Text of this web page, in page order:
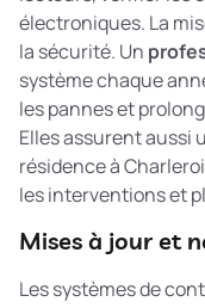
électroniques. La
la sécurité. Un
système chaque
les pannes et
Elles assurent aussi
résidence à
les interventions et
Mises à jour et
Les systèmes de